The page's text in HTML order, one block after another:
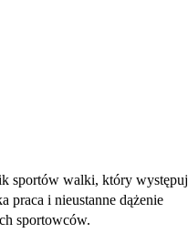
sportów walki, który
praca i nieustanne dążenie
sportowców.